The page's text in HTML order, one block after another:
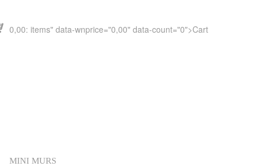
0,00 " data-wnprice="0,00" data-count="0">Cart
MINI MURS